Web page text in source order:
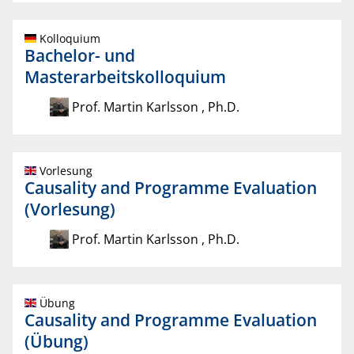
Kolloquium
Bachelor- und
Masterarbeitskolloquium
Prof. Martin Karlsson , Ph.D.
Vorlesung
Causality and Programme Evaluation
(Vorlesung)
Prof. Martin Karlsson , Ph.D.
Übung
Causality and Programme Evaluation
(Übung)